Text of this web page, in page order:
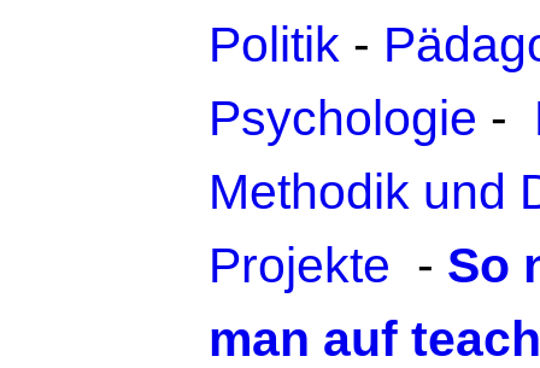
Politik -
Psychologie -
Methodik und
Projekte - So
man auf